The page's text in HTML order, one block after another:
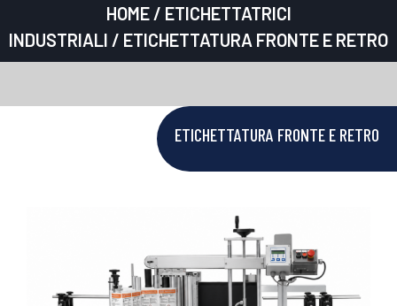
HOME/ ETICHETTATRICI
INDUSTRIALI / ETICHETTATURA FRONTE E RETRO
ETICHETTATURA FRONTE E RETRO